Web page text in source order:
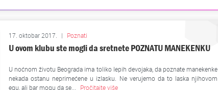
17. oktobar 2017. | Poznati
U ovom klubu ste mogli da sretnete POZNATU MANEKENKU
U noćnom životu Beograda ima toliko lepih devojaka, da poznate manekenke
nekada ostanu neprimećene u izlasku. Ne verujemo da to laska njihovom
egu, ali bar mogu da se...
Pročitajte više